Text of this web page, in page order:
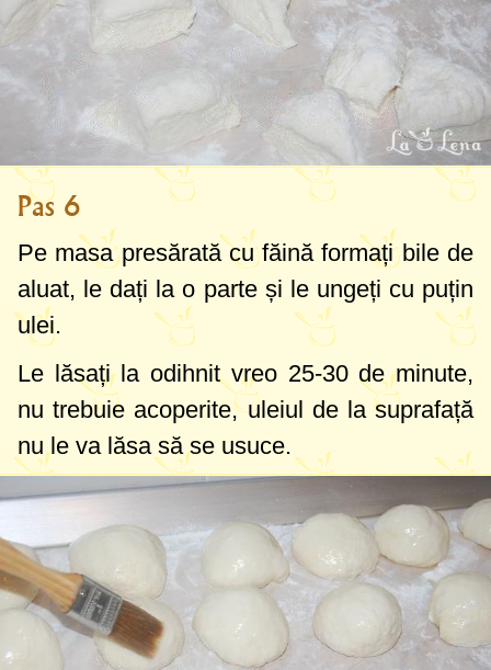
Pas 6
Pe masa presărată cu făină formați bile de
aluat, le dați la o parte și le ungeți cu puțin
ulei.
Le lăsați la odihnit vreo 25-30 de minute,
nu trebuie acoperite, uleiul de la suprafață
nu le va lăsa să se usuce.